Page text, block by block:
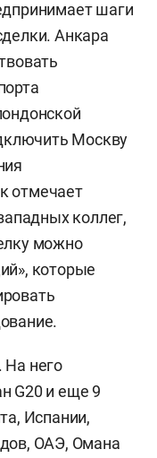
шаги
Анкара
Москву
отмечает
коллег,
можно
которые
него
G20 и еще 9
Испании,
ОАЭ, Омана